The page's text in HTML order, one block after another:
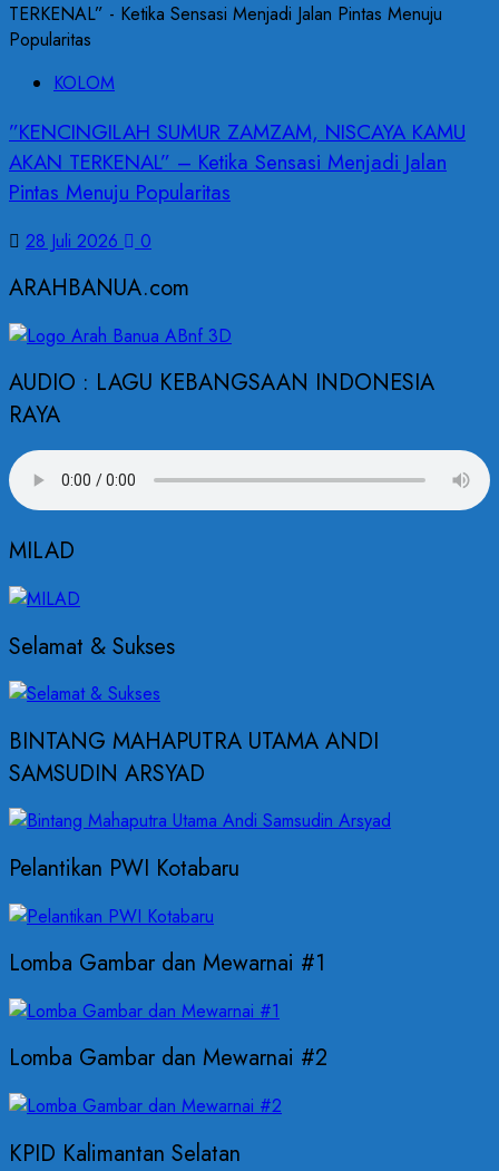
KOLOM
”KENCINGILAH SUMUR ZAMZAM, NISCAYA KAMU
AKAN TERKENAL” – Ketika Sensasi Menjadi Jalan
Pintas Menuju Popularitas
28 Juli 2026 0
ARAHBANUA.com
AUDIO : LAGU KEBANGSAAN INDONESIA
RAYA
MILAD
Selamat & Sukses
BINTANG MAHAPUTRA UTAMA ANDI
SAMSUDIN ARSYAD
Pelantikan PWI Kotabaru
Lomba Gambar dan Mewarnai #1
Lomba Gambar dan Mewarnai #2
KPID Kalimantan Selatan